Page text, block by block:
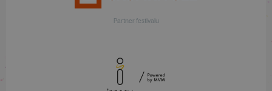
Partner festivalu